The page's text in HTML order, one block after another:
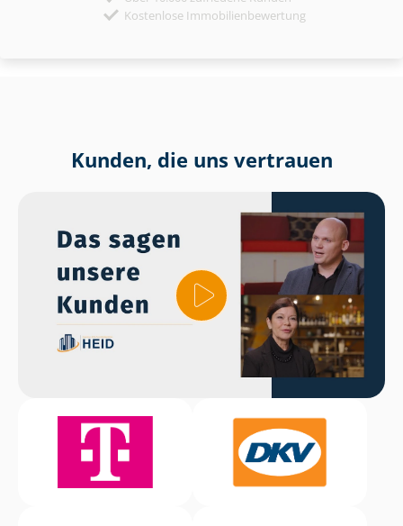
Kostenlose Immobilienbewertung
Kunden, die uns vertrauen